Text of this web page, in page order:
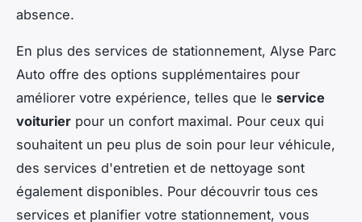
absence.
En plus des services de stationnement, Alyse Parc
Auto offre des options supplémentaires pour
améliorer votre expérience, telles que le service
voiturier pour un confort maximal. Pour ceux qui
souhaitent un peu plus de soin pour leur véhicule,
des services d'entretien et de nettoyage sont
également disponibles. Pour découvrir tous ces
services et planifier votre stationnement, vous